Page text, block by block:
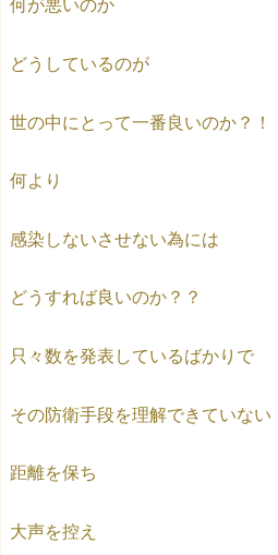
何が悪いのか
どうしているのが
世の中にとって一番良いのか？！
何より
感染しないさせない為には
どうすれば良いのか？？
只々数を発表しているばかりで
その防衛手段を理解できていない
距離を保ち
大声を控え